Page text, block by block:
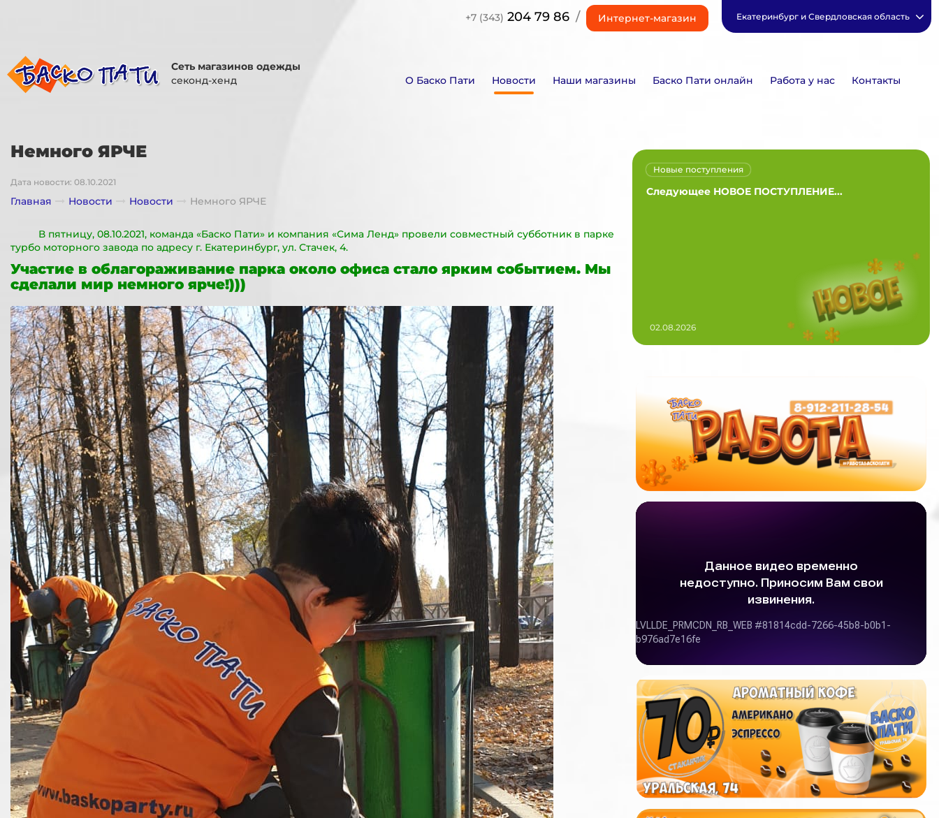
+7 (343) 204 79 86 / Интернет-магазин Екатеринбург и Свердловская область
Сеть магазинов одежды
секонд-хенд
О Баско Пати Новости Наши магазины Баско Пати онлайн Работа у нас Контакты
Немного ЯРЧЕ
Дата новости: 08.10.2021
Главная Новости Новости Немного ЯРЧЕ
В пятницу, 08.10.2021, команда «Баско Пати» и компания «Сима Ленд» провели совместный субботник в парке
турбо моторного завода по адресу г. Екатеринбург, ул. Стачек, 4.
Участие в облагораживание парка около офиса стало ярким событием. Мы
сделали мир немного ярче!)))
Следующее НОВОЕ ПОСТУПЛЕНИЕ...
Новые поступления
02.08.2026